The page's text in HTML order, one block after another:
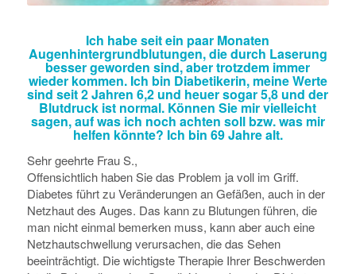
Ich habe seit ein paar Monaten
Augenhintergrundblutungen, die durch Laserung
besser geworden sind, aber trotzdem immer
wieder kommen. Ich bin Diabetikerin, meine Werte
sind seit 2 Jahren 6,2 und heuer sogar 5,8 und der
Blutdruck ist normal. Können Sie mir vielleicht
sagen, auf was ich noch achten soll bzw. was mir
helfen könnte? Ich bin 69 Jahre alt.
Sehr geehrte Frau S.,
Offensichtlich haben Sie das Problem ja voll im Griff.
Diabetes führt zu Veränderungen an Gefäßen, auch in der
Netzhaut des Auges. Das kann zu Blutungen führen, die
man nicht einmal bemerken muss, kann aber auch eine
Netzhautschwellung verursachen, die das Sehen
beeinträchtigt. Die wichtigste Therapie Ihrer Beschwerden